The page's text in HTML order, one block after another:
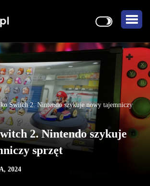
Switch 2. Nintendo szykuje nowy tajemniczy
2. Nintendo szykuje
sprzęt
2024